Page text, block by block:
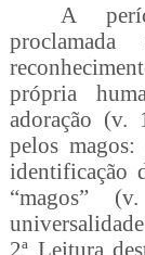
A
própria
adoração (v.
pelos
identificação
“magos”
2ª Leitura